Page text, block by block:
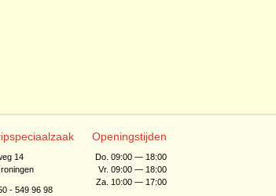
14
- 549 96 98
Openingstijden
Do. 09:00 — 18:00
Vr. 09:00 — 18:00
Za. 10:00 — 17:00